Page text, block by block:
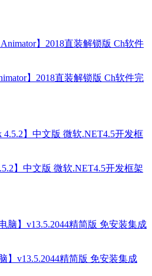
】2018直装解锁版 Ch软件完
】中文版 微软.NET4.5开发框架
】v13.5.2044精简版 免安装集成